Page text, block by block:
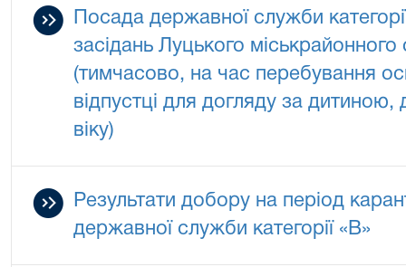
Посада державної служби
засідань Луцького міськрайонного
(тимчасово, на час перебування
відпустці для догляду за
віку)
Результати добору на період
державної служби категорії «В»